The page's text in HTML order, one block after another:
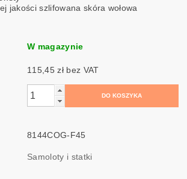
jakości szlifowana skóra wołowa
W magazynie
115,45 zł bez VAT
8144COG-F45
Samoloty i statki